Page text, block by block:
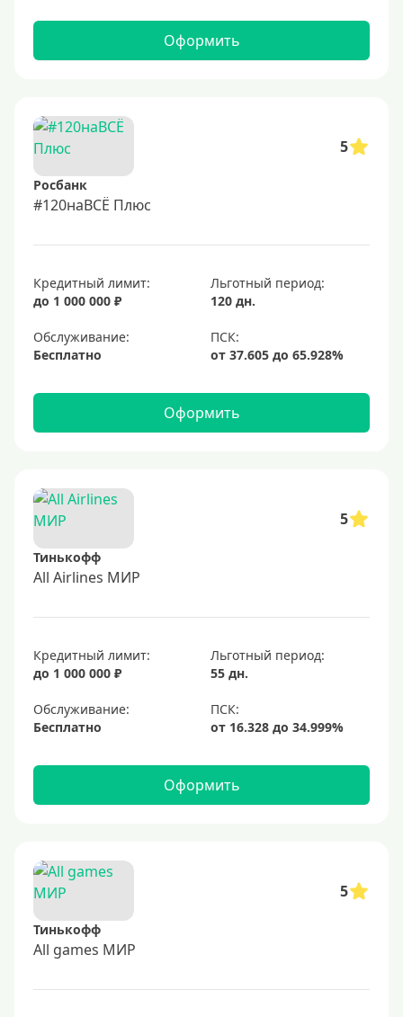
Оформить
5
Росбанк
#120наВСЁ Плюс
Кредитный лимит:
до 1 000 000 ₽
Льготный период:
120 дн.
Обслуживание:
Бесплатно
Оформить
5
Тинькофф
All Airlines МИР
Кредитный лимит:
до 1 000 000 ₽
Льготный период:
55 дн.
Обслуживание:
Бесплатно
Оформить
5
Тинькофф
All games МИР